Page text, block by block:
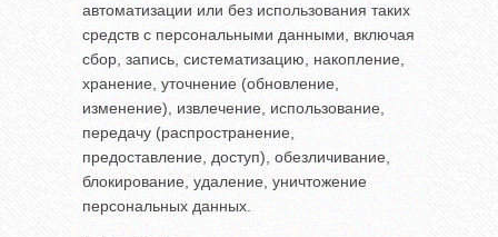
автоматизации или без использования таких
средств с персональными данными, включая
сбор, запись, систематизацию, накопление,
хранение, уточнение (обновление,
изменение), извлечение, использование,
передачу (распространение,
предоставление, доступ), обезличивание,
блокирование, удаление, уничтожение
персональных данных.